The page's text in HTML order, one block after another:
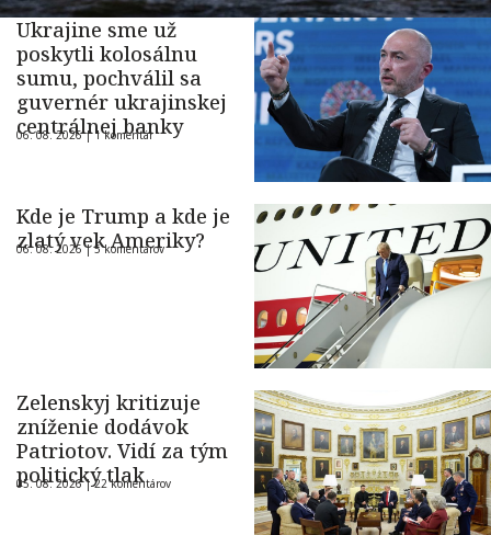
Ukrajine sme už
poskytli kolosálnu
sumu, pochválil sa
guvernér ukrajinskej
centrálnej banky
06. 08. 2026 |1 komentár
Kde je Trump a kde je
zlatý vek Ameriky?
06. 08. 2026 |5 komentárov
Zelenskyj kritizuje
zníženie dodávok
Patriotov. Vidí za tým
politický tlak
05. 08. 2026 |22 komentárov